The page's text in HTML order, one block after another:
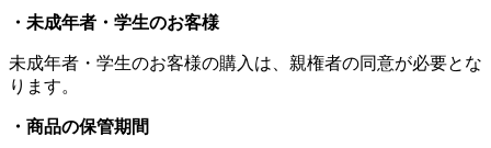
・未成年者・学生のお客様
未成年者・学生のお客様の購入は、親権者の同意が必要とな
ります。
・商品の保管期間